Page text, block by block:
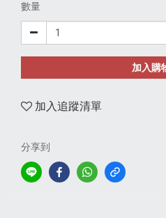
數量
加入購
加入追蹤清單
分享到